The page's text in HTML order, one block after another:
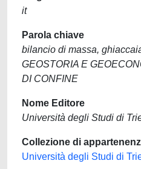
it
Parola chiave
bilancio di massa,
GEOSTORIA E
DI CONFINE
Nome Editore
Università degli Studi di
Collezione di
Università degli Studi di